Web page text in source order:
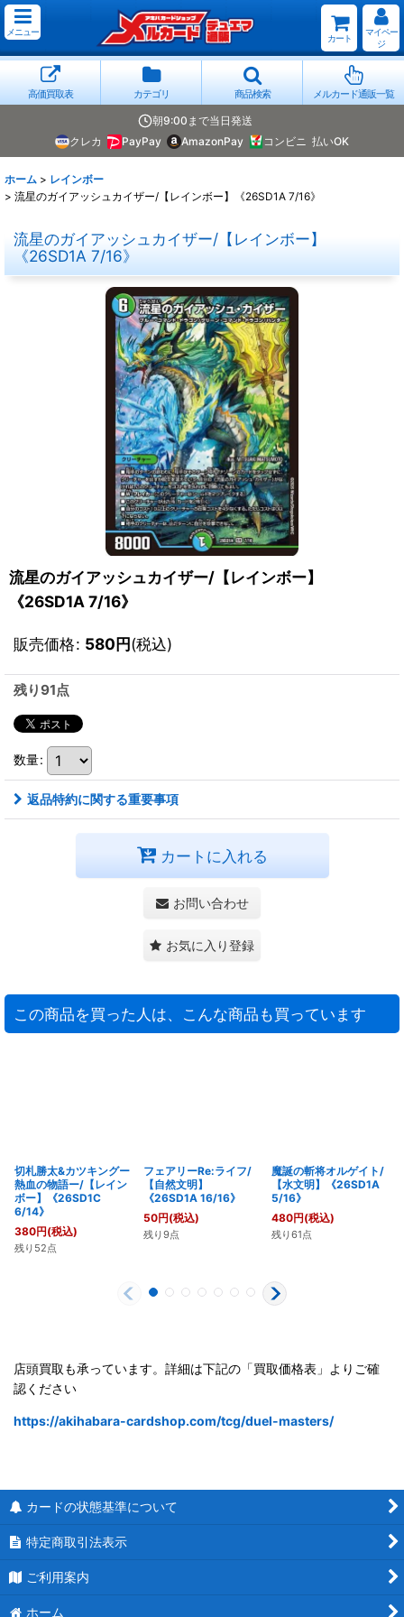
メニュー
カート
マイペー
ジ
高価買取表 カテゴリ 商品検索 メルカード通販一覧
朝9:00まで当日発送
クレカ
PayPay AmazonPay コンビニ 払いOK
ホーム > レインボー
> 流星のガイアッシュカイザー/【レインボー】《26SD1A 7/16》
流星のガイアッシュカイザー/【レインボー】
《26SD1A 7/16》
流星のガイアッシュカイザー/【レインボー】
《26SD1A 7/16》
販売価格: 580円(税込)
残り91点
数量:
返品特約に関する重要事項
カートに入れる
お問い合わせ
お気に入り登録
この商品を買った人は、こんな商品も買っています
切札勝太&カツキングー
熱血の物語ー/【レイン
ボー】《26SD1C
6/14》
380円(税込)
残り52点
フェアリーRe:ライフ/
【自然文明】
《26SD1A 16/16》
50円(税込)
残り9点
魔誕の斬将オルゲイト/
【水文明】《26SD1A
5/16》
480円(税込)
残り61点
店頭買取も承っています。詳細は下記の「買取価格表」よりご確
認ください
https://akihabara-cardshop.com/tcg/duel-masters/
カードの状態基準について
特定商取引法表示
ご利用案内
ホーム